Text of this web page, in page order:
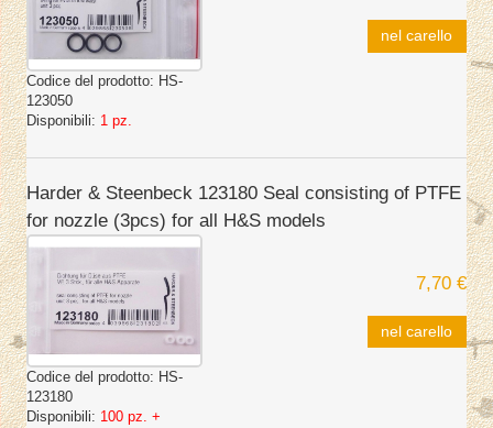
Codice del prodotto: HS-
123050
Disponibili: 1 pz.
nel carello
Harder & Steenbeck 123180 Seal consisting of PTFE
for nozzle (3pcs) for all H&S models
Codice del prodotto: HS-
123180
Disponibili: 100 pz. +
7,70 €
nel carello